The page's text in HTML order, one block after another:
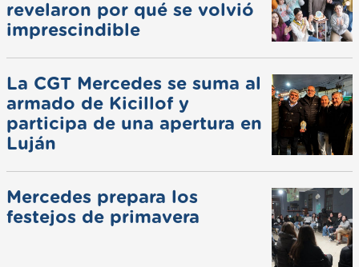
revelaron por qué se volvió
imprescindible
La CGT Mercedes se suma al
armado de Kicillof y
participa de una apertura en
Luján
Mercedes prepara los
festejos de primavera